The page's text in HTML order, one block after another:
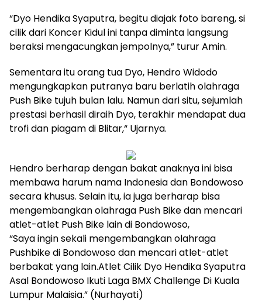
“Dyo Hendika Syaputra, begitu diajak foto bareng, si
cilik dari Koncer Kidul ini tanpa diminta langsung
beraksi mengacungkan jempolnya,” turur Amin.
Sementara itu orang tua Dyo, Hendro Widodo
mengungkapkan putranya baru berlatih olahraga
Push Bike tujuh bulan lalu. Namun dari situ, sejumlah
prestasi berhasil diraih Dyo, terakhir mendapat dua
trofi dan piagam di Blitar,“ Ujarnya.
Hendro berharap dengan bakat anaknya ini bisa
membawa harum nama Indonesia dan Bondowoso
secara khusus. Selain itu, ia juga berharap bisa
mengembangkan olahraga Push Bike dan mencari
atlet-atlet Push Bike lain di Bondowoso,
“Saya ingin sekali mengembangkan olahraga
Pushbike di Bondowoso dan mencari atlet-atlet
berbakat yang lain.Atlet Cilik Dyo Hendika Syaputra
Asal Bondowoso Ikuti Laga BMX Challenge Di Kuala
Lumpur Malaisia.” (Nurhayati)